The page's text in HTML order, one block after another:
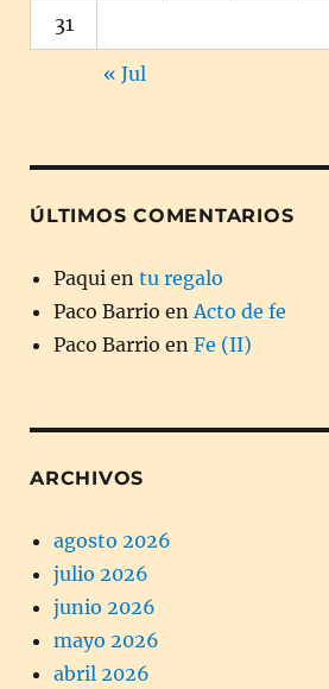
31
« Jul
ÚLTIMOS COMENTARIOS
Paqui en tu regalo
Paco Barrio en Acto de fe
Paco Barrio en Fe (II)
ARCHIVOS
agosto 2026
julio 2026
junio 2026
mayo 2026
abril 2026